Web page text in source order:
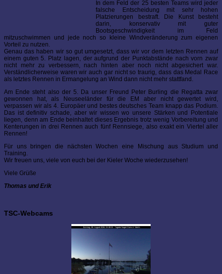
In dem Feld der 25 besten Teams wird jeder
falsche Entscheidung mit sehr hohen
Platzierungen bestraft. Die Kunst besteht
darin, konservativ mit guter
Bootsgeschwindigkeit im Feld
mitzuschwimmen und jede noch so kleine Windveränderung zum eigenen
Vorteil zu nutzen.
Genau das haben wir so gut umgesetzt, dass wir vor dem letzten Rennen auf
einem guten 5. Platz lagen, der aufgrund der Punktabstände nach vorn zwar
nicht mehr zu verbessern, nach hinten aber noch nicht abgesichert war.
Verständlicherweise waren wir auch gar nicht so traurig, dass das Medal Race
als letztes Rennen in Ermangelung an Wind dann nicht mehr stattfand.
Am Ende steht also der 5. Da unser Freund Peter Burling die Regatta zwar
gewonnen hat, als Neuseeländer für die EM aber nicht gewertet wird,
verpassen wir als 4. Europäer und bestes deutsches Team knapp das Podium.
Das ist definitiv schade, aber wir wissen wo unsere Stärken und Potentiale
liegen, denn am Ende beinhaltet dieses Ergebnis trotz wenig Vorbereitung und
Kenterungen in drei Rennen auch fünf Rennsiege, also exakt ein Viertel aller
Rennen!
Für uns bringen die nächsten Wochen eine Mischung aus Studium und
Training.
Wir freuen uns, viele von euch bei der Kieler Woche wiederzusehen!
Viele Grüße
Thomas und Erik
TSC-Webcams